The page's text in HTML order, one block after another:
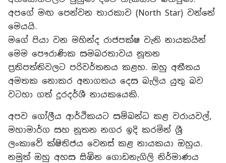
අපගේ මඟ පෙන්වන තාරකාව (North Star) වන්නේ
මෙයයි.
මගේ පියා වන මහින්ද රාජපක්ෂ වැනි නායකයින්
මෙම පෞරාණික සමබරතාවය නූතන
ප්‍රතිපත්තිවලට පරිවර්තනය කළහ. ඔහු අතීතය
අමතක නොකර අනාගතය දෙස බැලිය යුතු බව
වටහා ගත් දූරදර්ශී නායකයෙකි.
අපව ගෝලීය ආර්ථිකයට සම්බන්ධ කළ වරායවල්,
මහාමාර්ග සහ නූතන නගර ඉදි කරමින් ශ්‍රී
ලංකාවේ ක්ෂිතිජය වෙනස් කළ නායකයා ඔහුය.
නමුත් ඔහු අහස සිඹින ගොඩනැගිලි නිර්මාණය